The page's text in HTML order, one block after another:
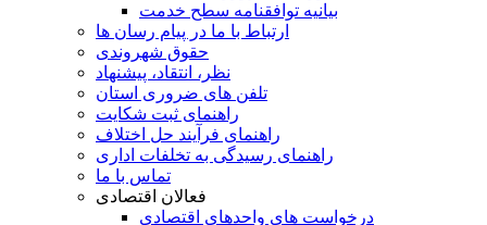
بیانیه توافقنامه سطح خدمت
ارتباط با ما در پیام رسان ها
حقوق شهروندی
نظر، انتقاد، پیشنهاد
تلفن های ضروری استان
راهنمای ثبت شکایت
راهنمای فرآیند حل اختلاف
راهنمای رسیدگی به تخلفات اداری
تماس با ما
فعالان اقتصادی
درخواست های واحدهای اقتصادی